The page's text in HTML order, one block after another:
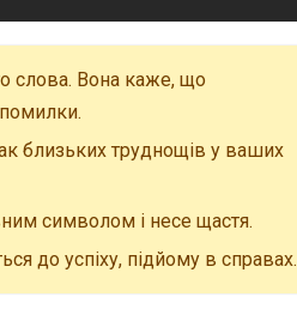
слова. Вона каже, що
близьких труднощів у ваших
символом і несе щастя.
до успіху, підйому в справах.